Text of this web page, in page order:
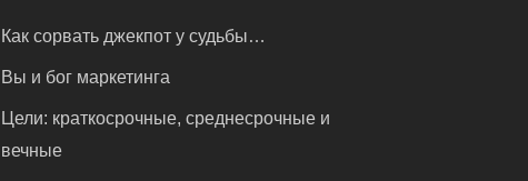
Как сорвать джекпот у судьбы…
Вы и бог маркетинга
Цели: краткосрочные, среднесрочные и
вечные